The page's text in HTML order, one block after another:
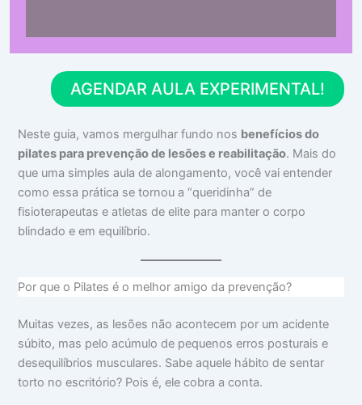
AGENDAR AULA EXPERIMENTAL!
Neste guia, vamos mergulhar fundo nos benefícios do
pilates para prevenção de lesões e reabilitação. Mais do
que uma simples aula de alongamento, você vai entender
como essa prática se tornou a “queridinha” de
fisioterapeutas e atletas de elite para manter o corpo
blindado e em equilíbrio.
Por que o Pilates é o melhor amigo da prevenção?
Muitas vezes, as lesões não acontecem por um acidente
súbito, mas pelo acúmulo de pequenos erros posturais e
desequilíbrios musculares. Sabe aquele hábito de sentar
torto no escritório? Pois é, ele cobra a conta.